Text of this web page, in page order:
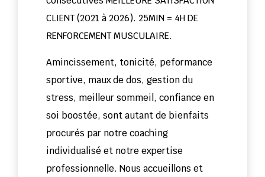
CLIENT (2021 à 2026). 25MIN = 4H DE
RENFORCEMENT MUSCULAIRE.
Amincissement, tonicité, peformance
sportive, maux de dos, gestion du
stress, meilleur sommeil, confiance en
soi boostée, sont autant de bienfaits
procurés par notre coaching
individualisé et notre expertise
professionnelle. Nous accueillons et